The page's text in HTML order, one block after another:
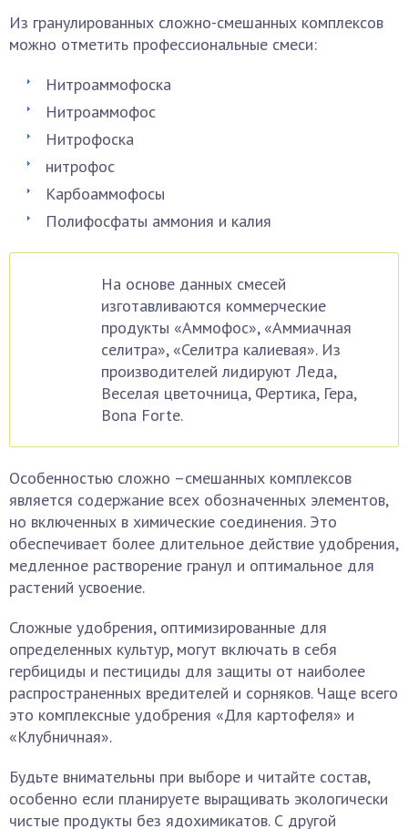
Из гранулированных сложно-смешанных комплексов
можно отметить профессиональные смеси:
Нитроаммофоска
Нитроаммофос
Нитрофоска
нитрофос
Карбоаммофосы
Полифосфаты аммония и калия
На основе данных смесей
изготавливаются коммерческие
продукты «Аммофос», «Аммиачная
селитра», «Селитра калиевая». Из
производителей лидируют Леда,
Веселая цветочница, Фертика, Гера,
Bona Forte.
Особенностью сложно –смешанных комплексов
является содержание всех обозначенных элементов,
но включенных в химические соединения. Это
обеспечивает более длительное действие удобрения,
медленное растворение гранул и оптимальное для
растений усвоение.
Сложные удобрения, оптимизированные для
определенных культур, могут включать в себя
гербициды и пестициды для защиты от наиболее
распространенных вредителей и сорняков. Чаще всего
это комплексные удобрения «Для картофеля» и
«Клубничная».
Будьте внимательны при выборе и читайте состав,
особенно если планируете выращивать экологически
чистые продукты без ядохимикатов. С другой